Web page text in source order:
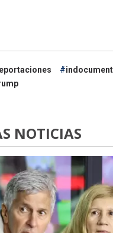
NOTICIAS